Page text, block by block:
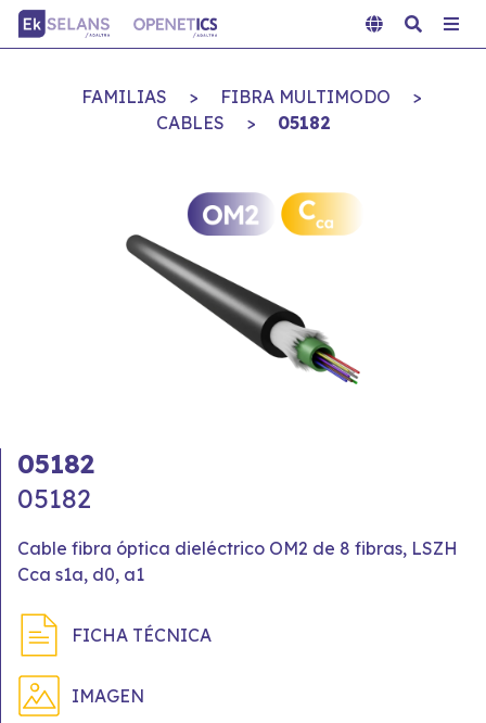
FAMILIAS > FIBRA MULTIMODO
>
CABLES
> 05182
05182
05182
Cable fibra óptica dieléctrico OM2 de 8 fibras, LSZH
Cca s1a, d0, a1
FICHA TÉCNICA
IMAGEN